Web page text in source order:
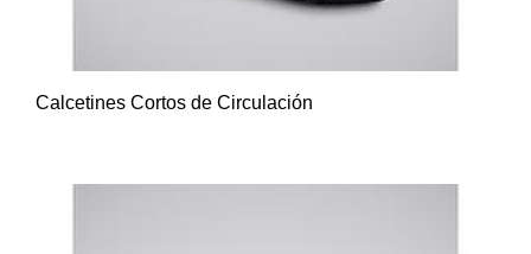
Calcetines Cortos de Circulación